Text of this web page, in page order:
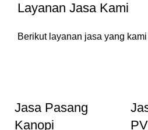
Layanan Jasa Kami
Berikut layanan jasa yang
Jasa Pasang
Kanopi